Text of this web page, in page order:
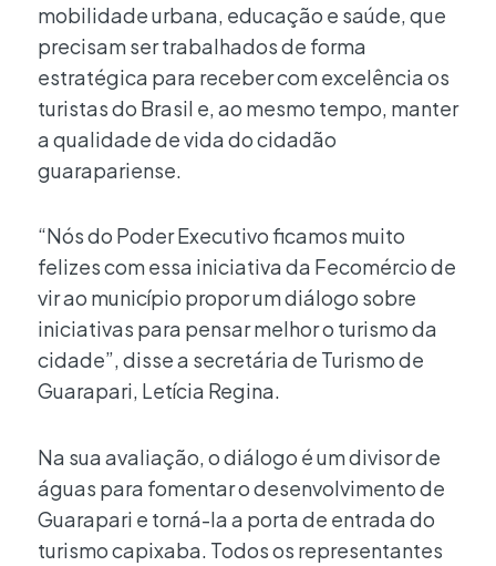
mobilidade urbana, educação e saúde, que
precisam ser trabalhados de forma
estratégica para receber com excelência os
turistas do Brasil e, ao mesmo tempo, manter
a qualidade de vida do cidadão
guarapariense.
“Nós do Poder Executivo ficamos muito
felizes com essa iniciativa da Fecomércio de
vir ao município propor um diálogo sobre
iniciativas para pensar melhor o turismo da
cidade”, disse a secretária de Turismo de
Guarapari, Letícia Regina.
Na sua avaliação, o diálogo é um divisor de
águas para fomentar o desenvolvimento de
Guarapari e torná-la a porta de entrada do
turismo capixaba. Todos os representantes